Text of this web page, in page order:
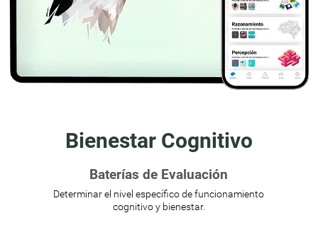
Bienestar Cognitivo
Baterías de Evaluación
Determinar el nivel específico de funcionamiento
cognitivo y bienestar.